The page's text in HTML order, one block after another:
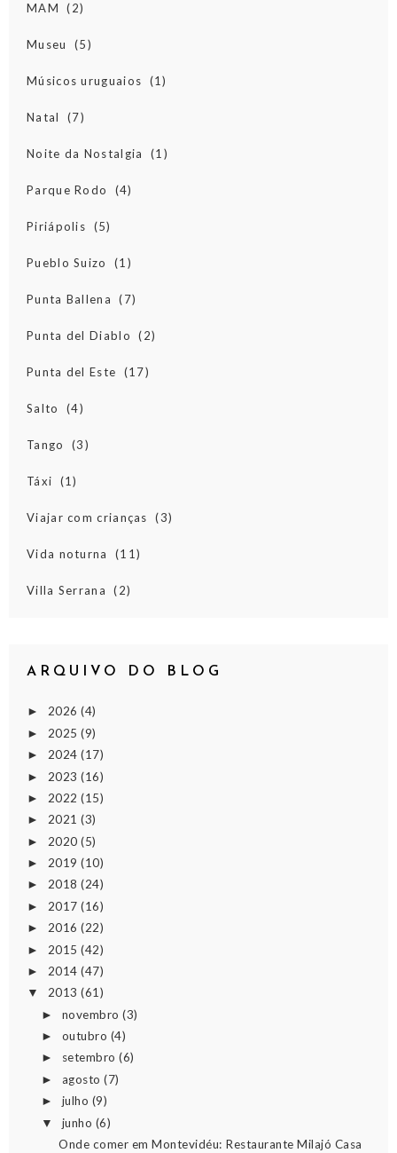
MAM (2)
Museu (5)
Músicos uruguaios (1)
Natal (7)
Noite da Nostalgia (1)
Parque Rodo (4)
Piriápolis (5)
Pueblo Suizo (1)
Punta Ballena (7)
Punta del Diablo (2)
Punta del Este (17)
Salto (4)
Tango (3)
Táxi (1)
Viajar com crianças (3)
Vida noturna (11)
Villa Serrana (2)
ARQUIVO DO BLOG
► 2026 (4)
► 2025 (9)
► 2024 (17)
► 2023 (16)
► 2022 (15)
► 2021 (3)
► 2020 (5)
► 2019 (10)
► 2018 (24)
► 2017 (16)
► 2016 (22)
► 2015 (42)
► 2014 (47)
▼ 2013 (61)
► novembro(3)
► outubro (4)
► setembro(6)
► agosto(7)
► julho (9)
▼ junho (6)
Onde comer em Montevidéu: Restaurante Milajó Casa